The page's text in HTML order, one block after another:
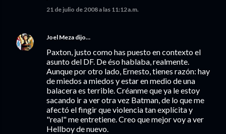
21 de julio de 2008 a las 11:12 a.m.
Joel Meza dijo…
Paxton, justo como has puesto en contexto el
asunto del DF. De éso hablaba, realmente.
Aunque por otro lado, Ernesto, tienes razón: hay
de miedos a miedos y estar en medio de una
balacera es terrible. Créanme que ya le estoy
sacando ir a ver otra vez Batman, de lo que me
afectó el fingir que violencia tan explícita y
"real" me entretiene. Creo que mejor voy a ver
Hellboy de nuevo.